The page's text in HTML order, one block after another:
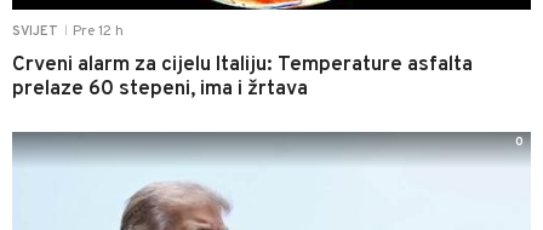
SVIJET Pre 12 h
Crveni alarm za cijelu Italiju: Temperature asfalta
prelaze 60 stepeni, ima i žrtava
0